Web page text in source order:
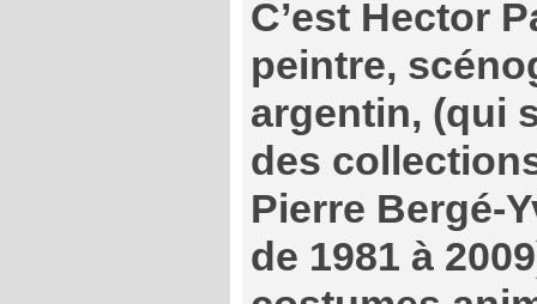
C’est Hector
peintre,
argentin, (qui
des
Pierre Bergé-
de 1981 à